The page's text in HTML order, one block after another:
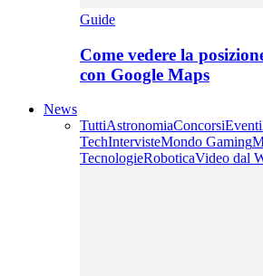
Guide
Come vedere la
con Google Maps
News
TuttiAstronomiaConcorsiEventi
TechIntervisteMondo Gaming
TecnologieRoboticaVideo dal